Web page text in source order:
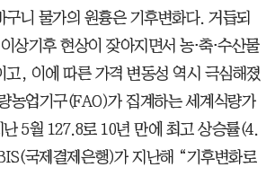
구니 물가의 원흉은 기후변화다. 거듭되
상기후 현상이 잦아지면서 농⋅축⋅수산물
고, 이에 따른 가격 변동성 역시 극심해졌
농업기구(FAO)가 집계하는 세계식량가
5월 127.8로 10년 만에 최고 상승률(4.
국제결제은행)가 지난해 “기후변화로